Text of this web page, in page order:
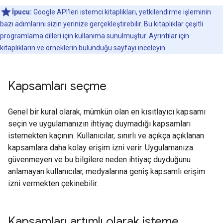
İpucu: Google API'leri istemci kitaplıkları, yetkilendirme işleminin
bazı adımlarını sizin yerinize gerçekleştirebilir. Bu kitaplıklar çeşitli
programlama dilleri için kullanıma sunulmuştur. Ayrıntılar için
kitaplıkların ve örneklerin bulunduğu sayfayı inceleyin.
Kapsamları seçme
Genel bir kural olarak, mümkün olan en kısıtlayıcı kapsamı
seçin ve uygulamanızın ihtiyaç duymadığı kapsamları
istemekten kaçının. Kullanıcılar, sınırlı ve açıkça açıklanan
kapsamlara daha kolay erişim izni verir. Uygulamanıza
güvenmeyen ve bu bilgilere neden ihtiyaç duyduğunu
anlamayan kullanıcılar, medyalarına geniş kapsamlı erişim
izni vermekten çekinebilir.